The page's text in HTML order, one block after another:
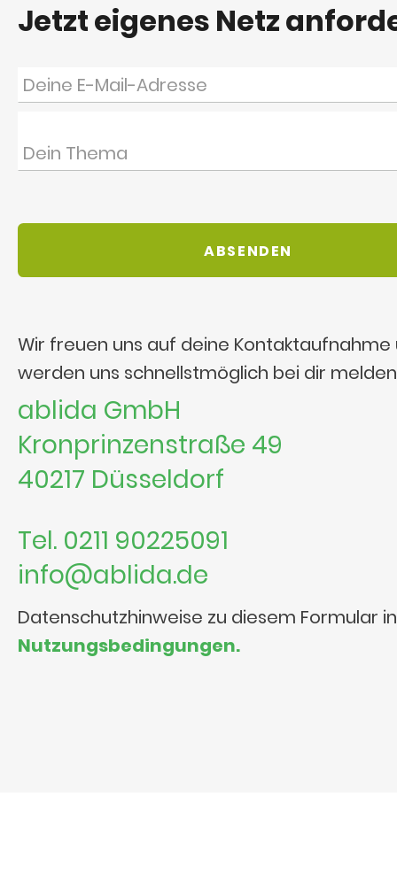
Jetzt eigenes Netz
Wir freuen uns auf deine Kontaktaufnahme
werden uns schnellstmöglich bei dir
ablida GmbH
Kronprinzenstraße 49
40217 Düsseldorf
Tel. 0211 90225091
info@ablida.de
Datenschutzhinweise zu diesem Formular
Nutzungsbedingungen.